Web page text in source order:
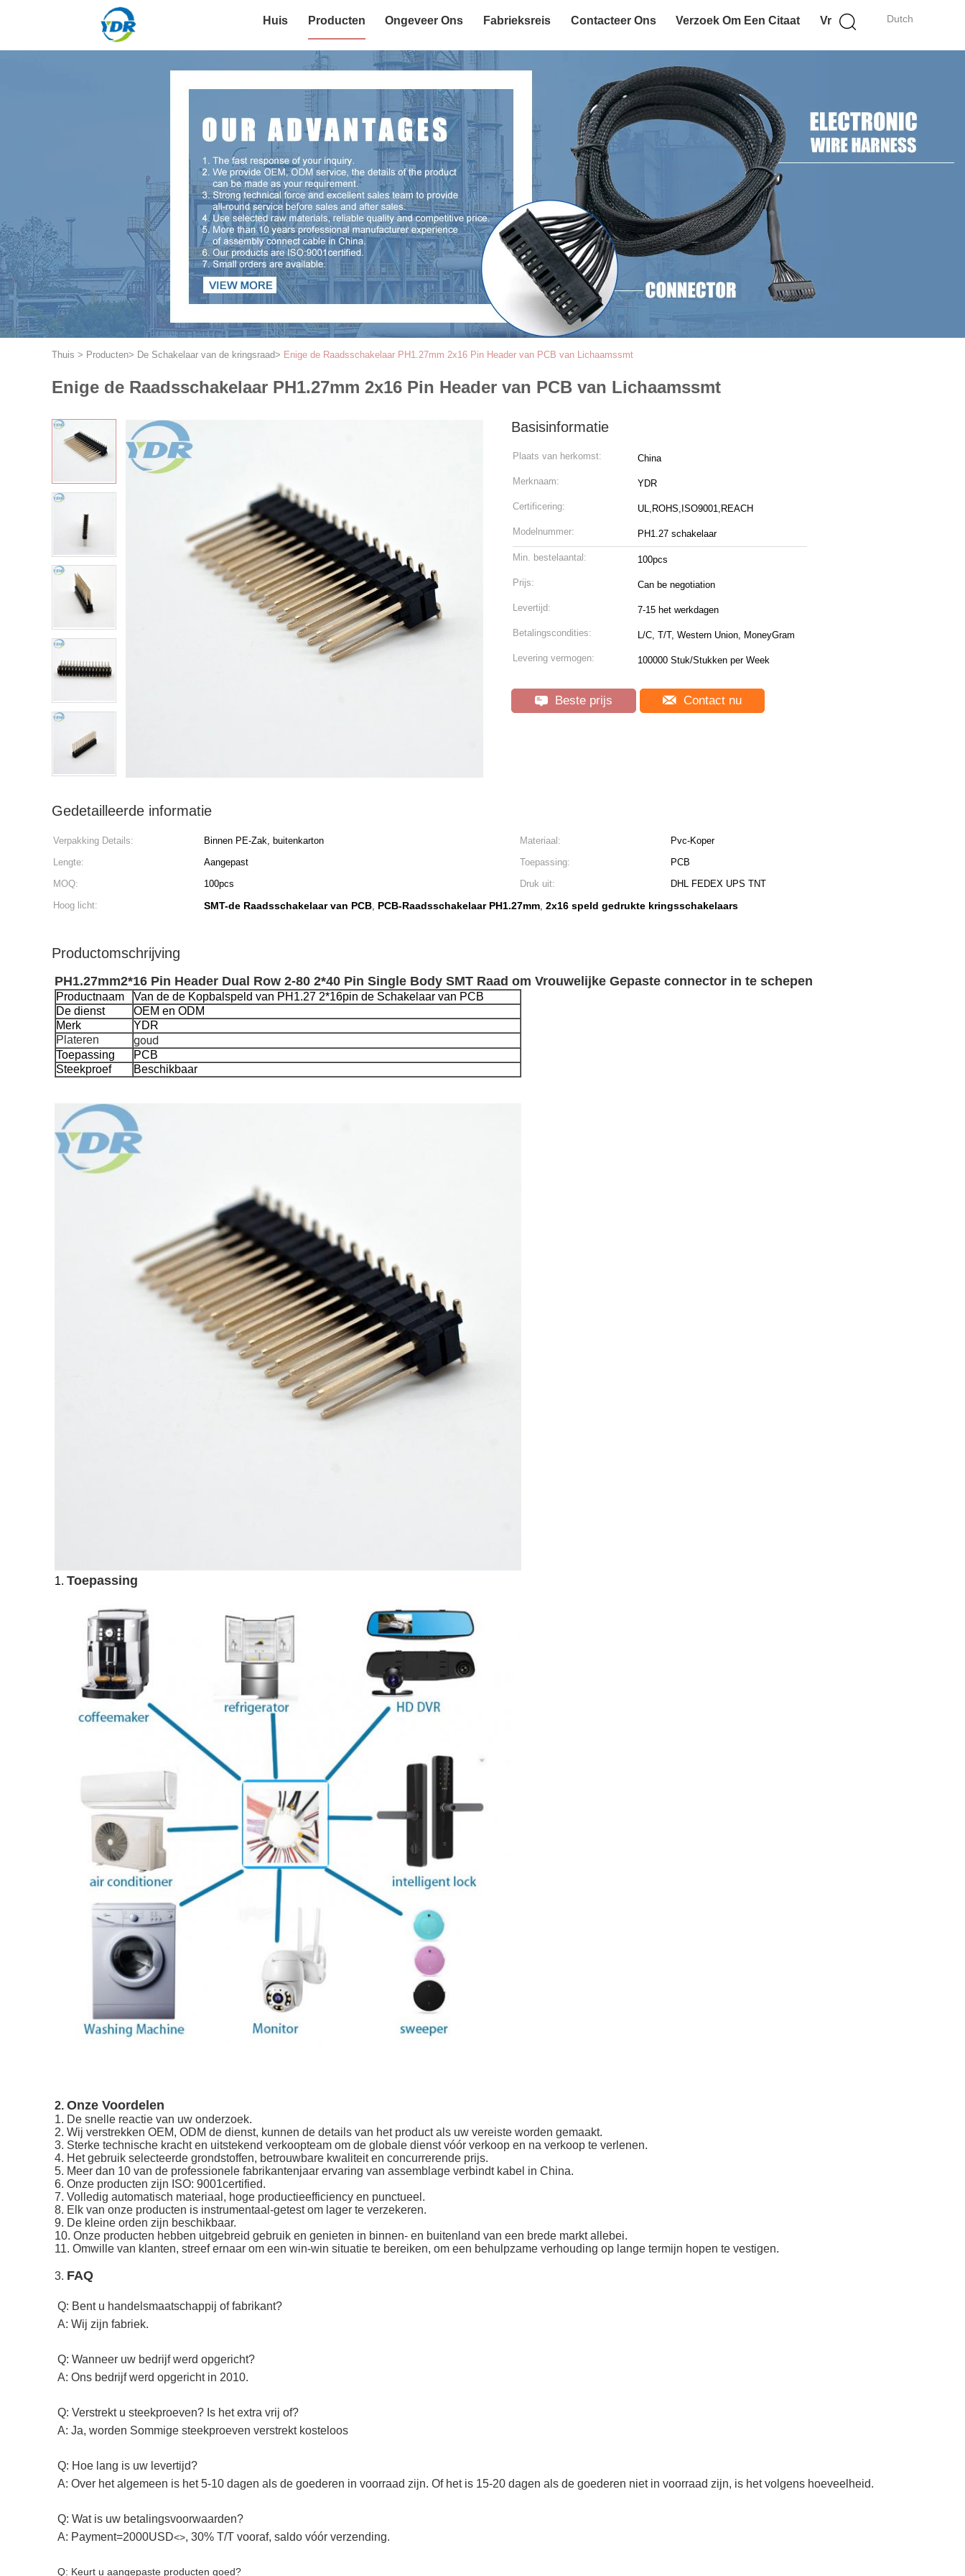
Dutch
Huis Producten Ongeveer Ons Fabrieksreis Contacteer Ons Verzoek Om Een Citaat Vr
Thuis > Producten> De Schakelaar van de kringsraad> Enige de Raadsschakelaar PH1.27mm 2x16 Pin Header van PCB van Lichaamssmt
Enige de Raadsschakelaar PH1.27mm 2x16 Pin Header van PCB van Lichaamssmt
Basisinformatie
Plaats van herkomst: China
Merknaam: YDR
Certificering: UL,ROHS,ISO9001,REACH
Modelnummer: PH1.27 schakelaar
Min. bestelaantal: 100pcs
Prijs: Can be negotiation
Levertijd: 7-15 het werkdagen
Betalingscondities: L/C, T/T, Western Union, MoneyGram
Levering vermogen: 100000 Stuk/Stukken per Week
Beste prijs Contact nu
Gedetailleerde informatie
Verpakking Details: Binnen PE-Zak, buitenkarton Materiaal:
Pvc-Koper
Lengte:
Aangepast Toepassing:
PCB
MOQ:
100pcs Druk uit:
DHL FEDEX UPS TNT
Hoog licht:
SMT-de Raadsschakelaar van PCB, PCB-Raadsschakelaar PH1.27mm, 2x16 speld gedrukte kringsschakelaars
Productomschrijving
PH1.27mm2*16 Pin Header Dual Row 2-80 2*40 Pin Single Body SMT Raad om Vrouwelijke Gepaste connector in te schepen
Productnaam
Van de de Kopbalspeld van PH1.27 2*16pin de Schakelaar van PCB
De dienst
OEM en ODM
Merk
YDR
Plateren
goud
Toepassing
PCB
Steekproef
Beschikbaar
1. Toepassing
2. Onze Voordelen
1. De snelle reactie van uw onderzoek.
2. Wij verstrekken OEM, ODM de dienst, kunnen de details van het product als uw vereiste worden gemaakt.
3. Sterke technische kracht en uitstekend verkoopteam om de globale dienst vóór verkoop en na verkoop te verlenen.
4. Het gebruik selecteerde grondstoffen, betrouwbare kwaliteit en concurrerende prijs.
5. Meer dan 10 van de professionele fabrikantenjaar ervaring van assemblage verbindt kabel in China.
6. Onze producten zijn ISO: 9001certified.
7. Volledig automatisch materiaal, hoge productieefficiency en punctueel.
8. Elk van onze producten is instrumentaal-getest om lager te verzekeren.
9. De kleine orden zijn beschikbaar.
10. Onze producten hebben uitgebreid gebruik en genieten in binnen- en buitenland van een brede markt allebei.
11. Omwille van klanten, streef ernaar om een win-win situatie te bereiken, om een behulpzame verhouding op lange termijn hopen te vestigen.
3. FAQ
Q: Bent u handelsmaatschappij of fabrikant?
A: Wij zijn fabriek.
Q: Wanneer uw bedrijf werd opgericht?
A: Ons bedrijf werd opgericht in 2010.
Q: Verstrekt u steekproeven? Is het extra vrij of?
A: Ja, worden Sommige steekproeven verstrekt kosteloos
Q: Hoe lang is uw levertijd?
A: Over het algemeen is het 5-10 dagen als de goederen in voorraad zijn. Of het is 15-20 dagen als de goederen niet in voorraad zijn, is het volgens hoeveelheid.
Q: Wat is uw betalingsvoorwaarden?
A: Payment=2000USD<>, 30% T/T vooraf, saldo vóór verzending.
Q: Keurt u aangepaste producten goed?